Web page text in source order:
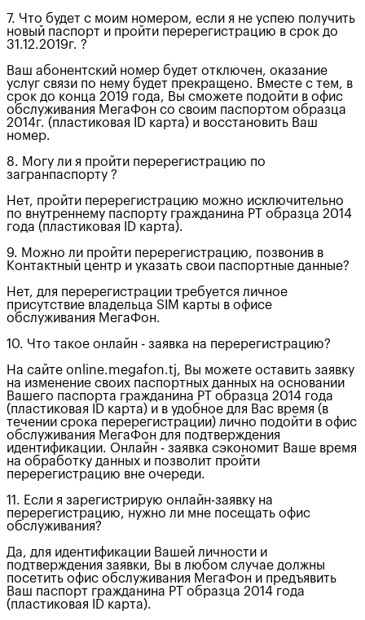
7. Что будет с моим номером, если я не успею получить
новый паспорт и пройти перерегистрацию в срок до
31.12.2019г. ?
Ваш абонентский номер будет отключен, оказание
услуг связи по нему будет прекращено. Вместе с тем, в
срок до конца 2019 года, Вы сможете подойти в офис
обслуживания МегаФон со своим паспортом образца
2014г. (пластиковая ID карта) и восстановить Ваш
номер.
8. Могу ли я пройти перерегистрацию по
загранпаспорту ?
Нет, пройти перерегистрацию можно исключительно
по внутреннему паспорту гражданина РТ образца 2014
года (пластиковая ID карта).
9. Можно ли пройти перерегистрацию, позвонив в
Контактный центр и указать свои паспортные данные?
Нет, для перерегистрации требуется личное
присутствие владельца SIM карты в офисе
обслуживания МегаФон.
10. Что такое онлайн - заявка на перерегистрацию?
На сайте online.megafon.tj, Вы можете оставить заявку
на изменение своих паспортных данных на основании
Вашего паспорта гражданина РТ образца 2014 года
(пластиковая ID карта) и в удобное для Вас время (в
течении срока перерегистрации) лично подойти в офис
обслуживания МегаФон для подтверждения
идентификации. Онлайн - заявка сэкономит Ваше время
на обработку данных и позволит пройти
перерегистрацию вне очереди.
11. Если я зарегистрирую онлайн-заявку на
перерегистрацию, нужно ли мне посещать офис
обслуживания?
Да, для идентификации Вашей личности и
подтверждения заявки, Вы в любом случае должны
посетить офис обслуживания МегаФон и предъявить
Ваш паспорт гражданина РТ образца 2014 года
(пластиковая ID карта).